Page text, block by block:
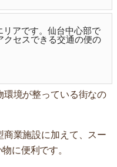
リアです。仙台中心部で
クセスできる交通の便の
境が整っている街なの
業施設に加えて、スー
に便利です。